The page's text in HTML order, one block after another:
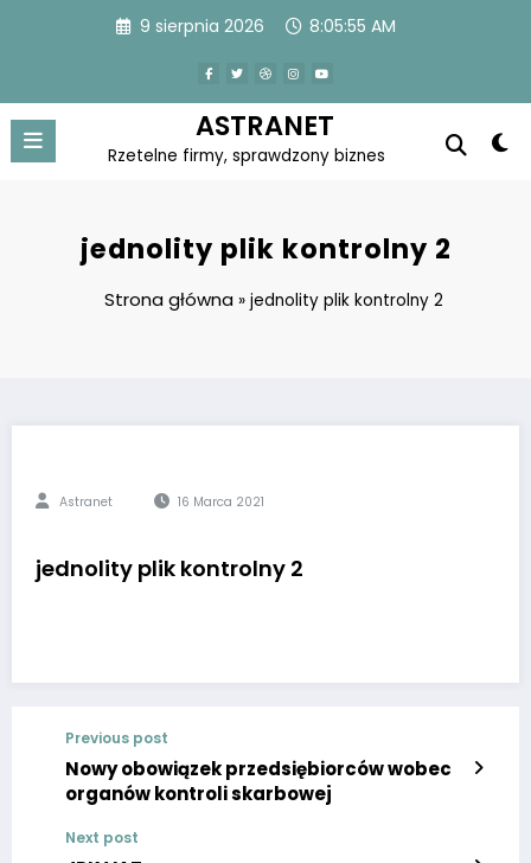
9 sierpnia 2026 8:05:55 AM
ASTRANET
Rzetelne firmy, sprawdzony biznes
jednolity plik kontrolny 2
Strona główna» jednolity plik kontrolny 2
Astranet 16 Marca 2021
jednolity plik kontrolny 2
Previous post
Nowy obowiązek przedsiębiorców wobec
organów kontroli skarbowej
Next post